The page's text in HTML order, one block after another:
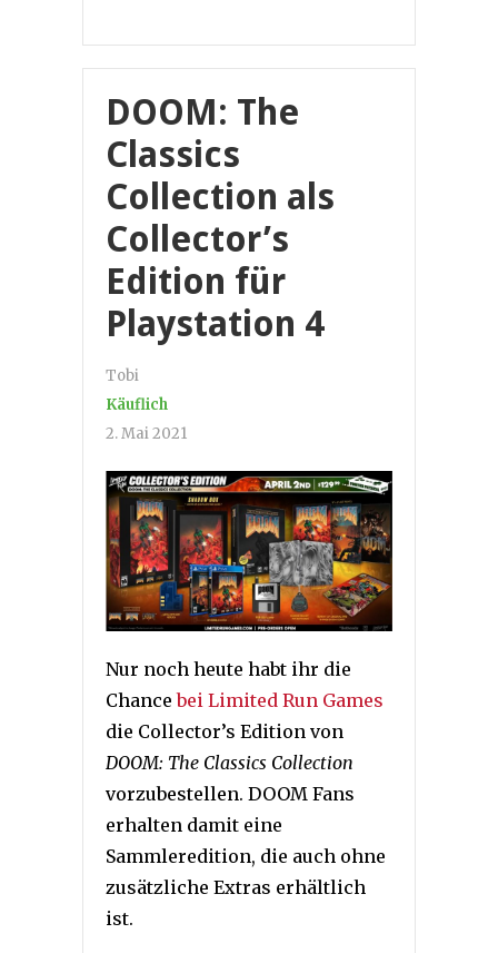
DOOM: The
Classics
Collection als
Collector’s
Edition für
Playstation 4
Tobi
Käuflich
2. Mai 2021
Nur noch heute habt ihr die
Chancebei Limited Run Games
die Collector’s Edition von
DOOM: The Classics Collection
vorzubestellen. DOOM Fans
erhalten damit eine
Sammleredition, die auch ohne
zusätzliche Extras erhältlich
ist.